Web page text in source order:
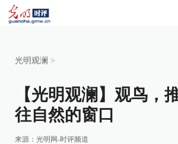
光明观澜 >
【光明观澜】观鸟，
往自然的窗口
来源： 光明网-时评频道